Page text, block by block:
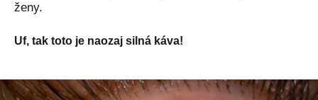
ženy.
Uf, tak toto je naozaj silná káva!